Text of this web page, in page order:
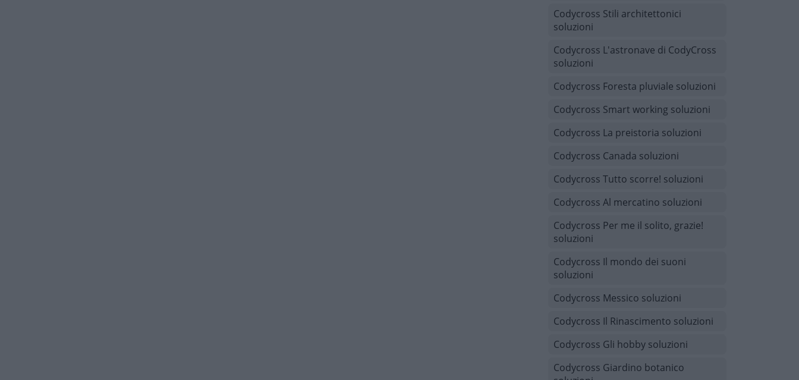
Codycross Stili architettonici
soluzioni
Codycross L'astronave di CodyCross
soluzioni
Codycross Foresta pluviale soluzioni
Codycross Smart working soluzioni
Codycross La preistoria soluzioni
Codycross Canada soluzioni
Codycross Tutto scorre! soluzioni
Codycross Al mercatino soluzioni
Codycross Per me il solito, grazie!
soluzioni
Codycross Il mondo dei suoni
soluzioni
Codycross Messico soluzioni
Codycross Il Rinascimento soluzioni
Codycross Gli hobby soluzioni
Codycross Giardino botanico